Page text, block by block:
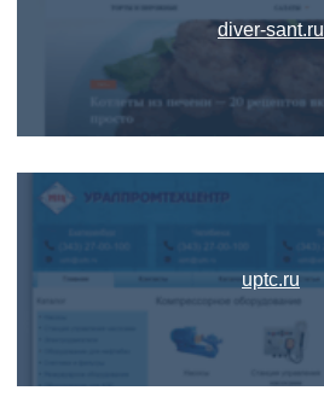
diver-sant.ru
uptc.ru